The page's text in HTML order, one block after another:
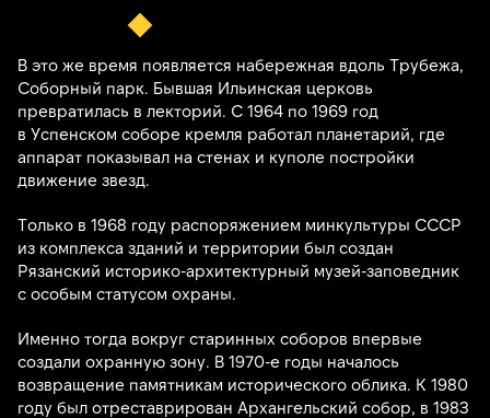
В это же время появляется набережная вдоль Трубежа,
Соборный парк. Бывшая Ильинская церковь
превратилась в лекторий. C 1964 по 1969 год
в Успенском соборе кремля работал планетарий, где
аппарат показывал на стенах и куполе постройки
движение звезд.
Только в 1968 году распоряжением минкультуры СССР
из комплекса зданий и территории был создан
Рязанский историко-архитектурный музей-заповедник
с особым статусом охраны.
Именно тогда вокруг старинных соборов впервые
создали охранную зону. В 1970-е годы началось
возвращение памятникам исторического облика. К 1980
году был отреставрирован Архангельский собор, в 1983